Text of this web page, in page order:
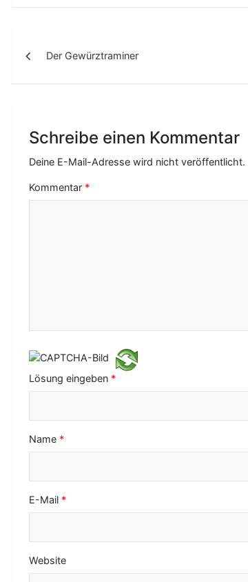
i
Der Gewürztraminer
Schreibe einen Kommentar
Deine E-Mail-Adresse wird nicht veröffentlicht.
Kommentar *
Lösung eingeben *
Name *
E-Mail *
Website